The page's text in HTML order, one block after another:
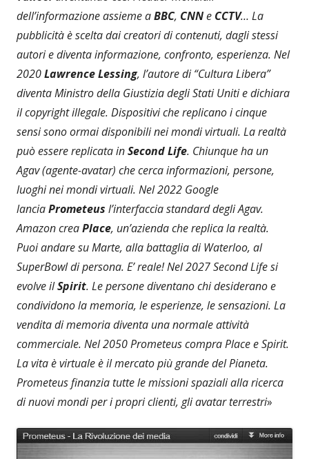
dell’informazione assieme aBBC, CNNe CCTV… La
pubblicità è scelta dai creatori di contenuti, dagli stessi
autori e diventa informazione, confronto, esperienza. Nel
2020Lawrence Lessing, l’autore di “Cultura Libera”
diventa Ministro della Giustizia degli Stati Uniti e dichiara
il copyright illegale. Dispositivi che replicano i cinque
sensi sono ormai disponibili nei mondi virtuali. La realtà
può essere replicata inSecond Life. Chiunque ha un
Agav (agente-avatar) che cerca informazioni, persone,
luoghi nei mondi virtuali. Nel 2022 Google
lanciaPrometeus l’interfaccia standard degli Agav.
Amazon creaPlace, un’azienda che replica la realtà.
Puoi andare su Marte, alla battaglia di Waterloo, al
SuperBowl di persona. E’ reale! Nel 2027 Second Life si
evolve ilSpirit. Le persone diventano chi desiderano e
condividono la memoria, le esperienze, le sensazioni. La
vendita di memoria diventa una normale attività
commerciale. Nel 2050 Prometeus compra Place e Spirit.
La vita è virtuale è il mercato più grande del Pianeta.
Prometeus finanzia tutte le missioni spaziali alla ricerca
di nuovi mondi per i propri clienti, gli avatar terrestri»